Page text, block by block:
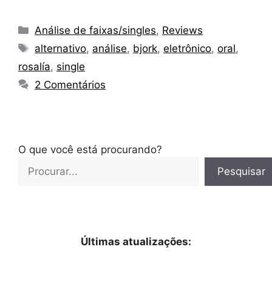
Categorias
Análise de faixas/singles, Reviews
Tags
alternativo, análise, bjork,eletrônico,oral,
rosalía, single
2 Comentários
O que você está procurando?
Pesquisar
Últimas atualizações: